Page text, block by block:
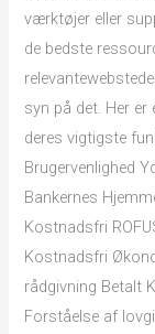
værktøjer eller
de bedste
syn på det. Her
deres vigtigste
Brugervenlighed
Bankernes
Kostnadsfri
Kostnadsfri
rådgivning Betalt
Forståelse af